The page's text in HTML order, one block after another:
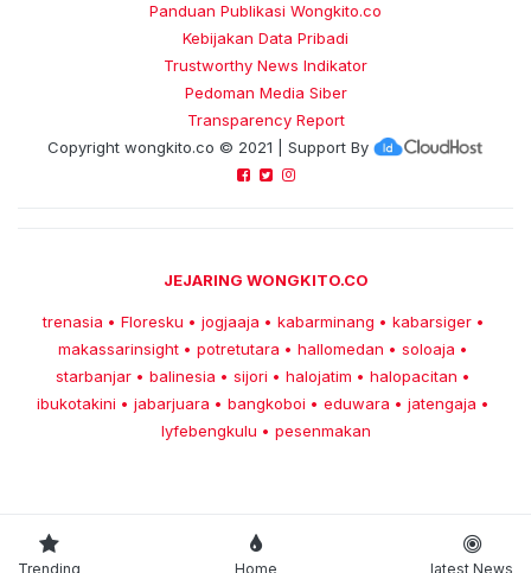
Panduan Publikasi Wongkito.co
Kebijakan Data Pribadi
Trustworthy News Indikator
Pedoman Media Siber
Transparency Report
Copyright wongkito.co © 2021 | Support By
JEJARING WONGKITO.CO
trenasia • Floresku • jogjaaja • kabarminang • kabarsiger •
makassarinsight • potretutara • hallomedan • soloaja •
starbanjar • balinesia • sijori • halojatim • halopacitan •
ibukotakini • jabarjuara • bangkoboi • eduwara • jatengaja •
lyfebengkulu • pesenmakan
Trending Home latest News